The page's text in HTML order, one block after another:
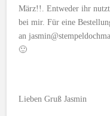
März!!. Entweder ihr
bei mir. Für eine
an
🙂
Lieben Gruß Jasmin